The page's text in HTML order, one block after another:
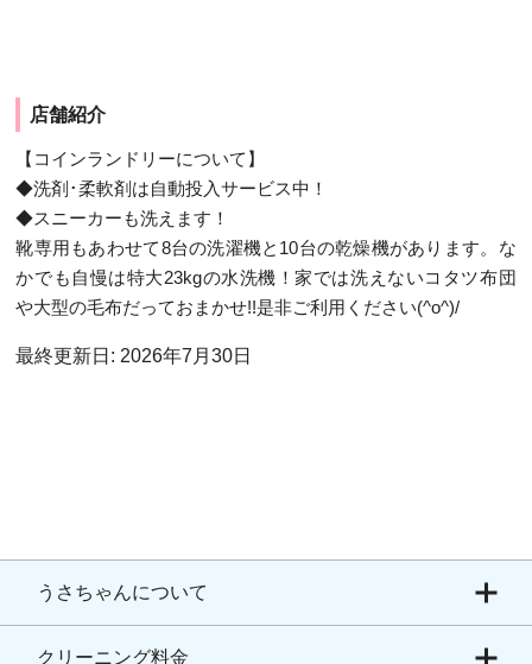
店舗紹介
【コインランドリーについて】
◆洗剤･柔軟剤は自動投入サービス中！
◆スニーカーも洗えます！
靴専用もあわせて8台の洗濯機と10台の乾燥機があります。な
かでも自慢は特大23kgの水洗機！家では洗えないコタツ布団
や大型の毛布だっておまかせ!!是非ご利用ください(^o^)/
最終更新日: 2026年7月30日
うさちゃんについて
クリーニング料金